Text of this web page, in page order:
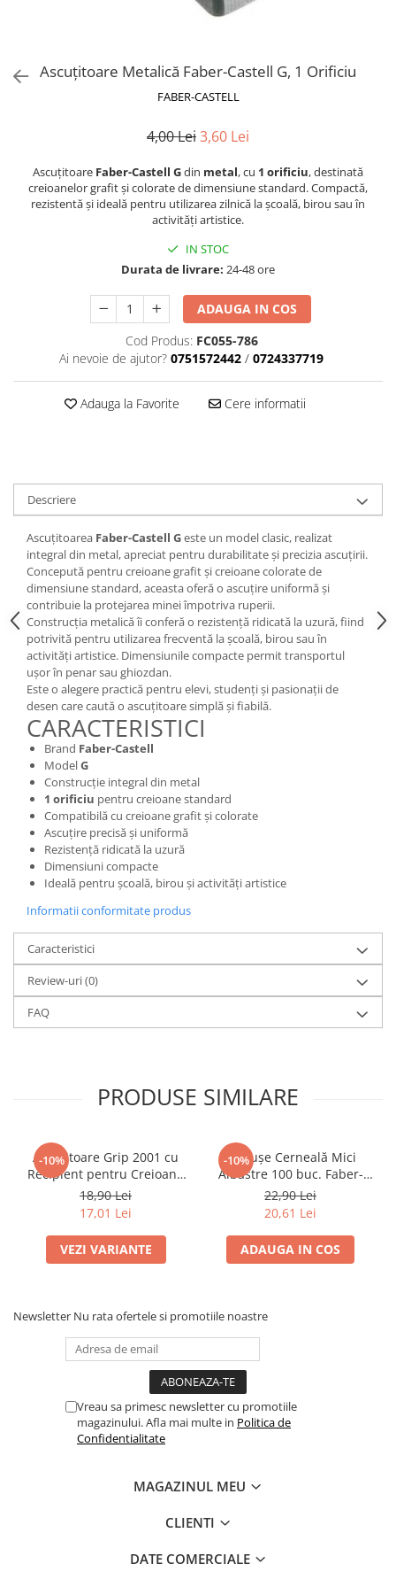
Caiete Biologie
Caiete cu Spirală
Caiete Muzică
Caiete Studențești
Instrumente de scris și desen
Linere
Markere
Mine pentru creioane mecanice
Pixuri
Rezerve stilouri
Rollere
Stilouri
Măsurare și trasare
Rigle
Organizare și Arhivare
Accesorii de organizare
Bibliorafturi
Caiete mecanice
Clipboard-uri
Dosare Carton
Dosare Plastic
Folii de protecție
Mape
Penare
Penare cu doua compartimente
Penare cu trei compartimente
Penare cu un compartiment
Penare echipate
Penare neechipate
Culori acrilice
Culori în ulei
Tempera și Guașe
Tăiere și lipire
Lipici
Ascuțitoare Metalică Faber-Castell G, 1 Orificiu
FABER-CASTELL
4,00 Lei3,60 Lei
Ascuțitoare Faber-Castell Gdin metal, cu 1 orificiu, destinată
creioanelor grafit și colorate de dimensiune standard. Compactă,
rezistentă și ideală pentru utilizarea zilnică la școală, birou sau în
activități artistice.
IN STOC
Durata de livrare: 24-48 ore
ADAUGA IN COS
Cod Produs: FC055-786
Ai nevoie de ajutor? 0751572442 / 0724337719
Adauga la Favorite Cere informatii
Descriere
Ascuțitoarea Faber-Castell Geste un model clasic, realizat
integral din metal, apreciat pentru durabilitate și precizia ascuțirii.
Concepută pentru creioane grafit și creioane colorate de
dimensiune standard, aceasta oferă o ascuțire uniformă și
contribuie la protejarea minei împotriva ruperii.
Construcția metalică îi conferă o rezistență ridicată la uzură, fiind
potrivită pentru utilizarea frecventă la școală, birou sau în
activități artistice. Dimensiunile compacte permit transportul
ușor în penar sau ghiozdan.
Este o alegere practică pentru elevi, studenți și pasionații de
desen care caută o ascuțitoare simplă și fiabilă.
CARACTERISTICI
Brand Faber-Castell
ModelG
Construcție integral din metal
1 orificiu pentru creioane standard
Compatibilă cu creioane grafit și colorate
Ascuțire precisă și uniformă
Rezistență ridicată la uzură
Dimensiuni compacte
Ideală pentru școală, birou și activități artistice
Informatii conformitate produs
Caracteristici
Review-uri(0)
FAQ
PRODUSE SIMILARE
-10%
Ascuțitoare Grip 2001 cu
Recipient pentru Creioane
Standard și Jumbo Faber-
Castell
18,90 Lei
17,01 Lei
VEZI VARIANTE
-10%
Cartușe Cerneală Mici
Albastre 100 buc. Faber-
Castell
22,90 Lei
20,61 Lei
ADAUGA IN COS
Newsletter Nu rata ofertele si promotiile noastre
Vreau sa primesc newsletter cu promotiile
magazinului. Afla mai multe in Politica de
Confidentialitate
MAGAZINUL MEU
CLIENTI
DATE COMERCIALE